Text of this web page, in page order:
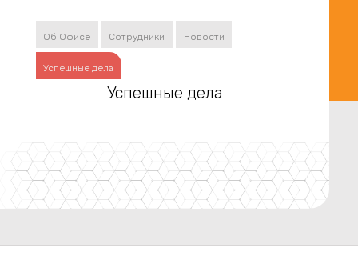
Об Офисе Сотрудники Новости
Успешные дела
Успешные дела